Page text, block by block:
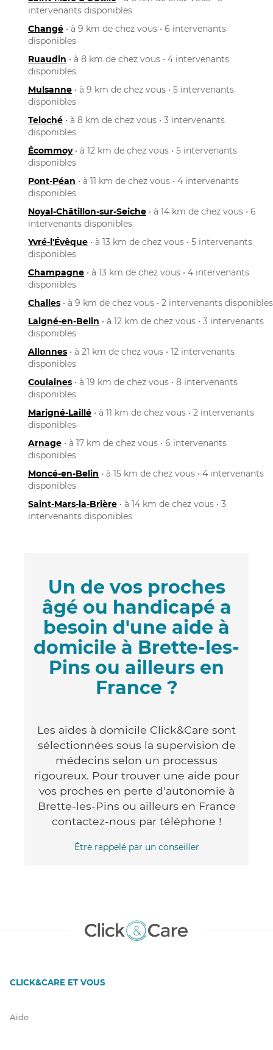
intervenants disponibles
Changé • à 9 km de chez vous • 6 intervenants
disponibles
Ruaudin • à 8 km de chez vous • 4 intervenants
disponibles
Mulsanne • à 9 km de chez vous • 5 intervenants
disponibles
Teloché • à 8 km de chez vous • 3 intervenants
disponibles
Écommoy• à 12 km de chez vous • 5 intervenants
disponibles
Pont-Péan • à 11 km de chez vous • 4 intervenants
disponibles
Noyal-Châtillon-sur-Seiche • à 14 km de chez vous • 6
intervenants disponibles
Yvré-l'Évêque • à 13 km de chez vous • 5 intervenants
disponibles
Champagne • à 13 km de chez vous • 4 intervenants
disponibles
Challes • à 9 km de chez vous • 2 intervenants disponibles
Laigné-en-Belin • à 12 km de chez vous • 3 intervenants
disponibles
Allonnes • à 21 km de chez vous • 12 intervenants
disponibles
Coulaines • à 19 km de chez vous • 8 intervenants
disponibles
Marigné-Laillé • à 11 km de chez vous • 2 intervenants
disponibles
Arnage • à 17 km de chez vous • 6 intervenants
disponibles
Moncé-en-Belin • à 15 km de chez vous • 4 intervenants
disponibles
Saint-Mars-la-Brière • à 14 km de chez vous • 3
intervenants disponibles
Un de vos proches
âgé ou handicapé a
besoin d'une aide à
domicile à Brette-les-
Pins ou ailleurs en
France ?
Les aides à domicile Click&Care sont
sélectionnées sous la supervision de
médecins selon un processus
rigoureux. Pour trouver une aide pour
vos proches en perte d'autonomie à
Brette-les-Pins ou ailleurs en France
contactez-nous par téléphone !
Être rappelé par un conseiller
CLICK&CARE ET VOUS
Aide